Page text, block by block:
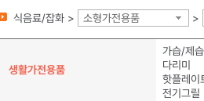
식음료/잡화 > 소형가전용품 >
생활가전용품
가습/제
다리미
핫플레이
전기그릴